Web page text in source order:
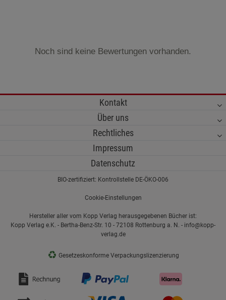
Noch sind keine Bewertungen vorhanden.
Kontakt
Über uns
Rechtliches
Impressum
Datenschutz
BIO-zertifiziert: Kontrollstelle DE-ÖKO-006
Cookie-Einstellungen
Hersteller aller vom Kopp Verlag herausgegebenen Bücher ist:
Kopp Verlag e.K. - Bertha-Benz-Str. 10 - 72108 Rottenburg a. N. - info@kopp-
verlag.de
♻ Gesetzeskonforme Verpackungslizenzierung